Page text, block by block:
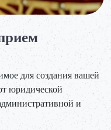
для создания вашей
юридической
и